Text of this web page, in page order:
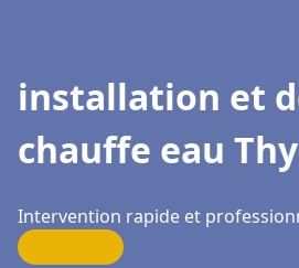
installation et
chauffe eau
Intervention rapide et